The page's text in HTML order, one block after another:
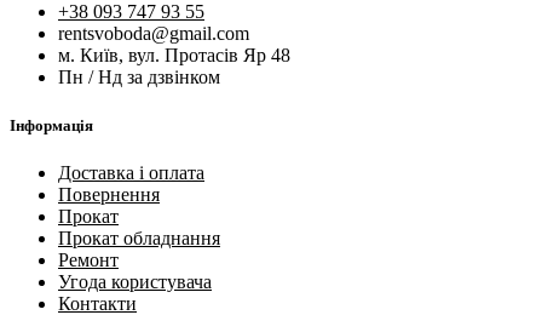
+38 093 747 93 55
rentsvoboda@gmail.com
м. Київ, вул. Протасів Яр 48
Пн / Нд за дзвінком
Інформація
Доставка і оплата
Повернення
Прокат
Прокат обладнання
Ремонт
Угода користувача
Контакти